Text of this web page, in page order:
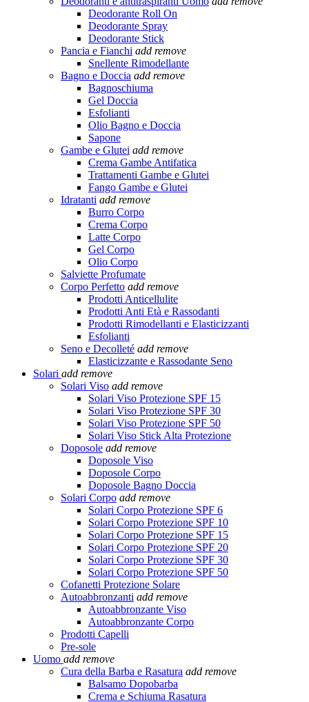
Deodorante Roll On
Deodorante Spray
Deodorante Stick
Pancia e Fianchi add remove
Snellente Rimodellante
Bagno e Doccia add remove
Bagnoschiuma
Gel Doccia
Esfolianti
Olio Bagno e Doccia
Sapone
Gambe e Glutei add remove
Crema Gambe Antifatica
Trattamenti Gambe e Glutei
Fango Gambe e Glutei
Idratanti add remove
Burro Corpo
Crema Corpo
Latte Corpo
Gel Corpo
Olio Corpo
Salviette Profumate
Corpo Perfetto add remove
Prodotti Anticellulite
Prodotti Anti Età e Rassodanti
Prodotti Rimodellanti e Elasticizzanti
Esfolianti
Seno e Decolleté add remove
Elasticizzante e Rassodante Seno
Solari add remove
Solari Viso add remove
Solari Viso Protezione SPF 15
Solari Viso Protezione SPF 30
Solari Viso Protezione SPF 50
Solari Viso Stick Alta Protezione
Doposole add remove
Doposole Viso
Doposole Corpo
Doposole Bagno Doccia
Solari Corpo add remove
Solari Corpo Protezione SPF 6
Solari Corpo Protezione SPF 10
Solari Corpo Protezione SPF 15
Solari Corpo Protezione SPF 20
Solari Corpo Protezione SPF 30
Solari Corpo Protezione SPF 50
Cofanetti Protezione Solare
Autoabbronzanti add remove
Autoabbronzante Viso
Autoabbronzante Corpo
Prodotti Capelli
Pre-sole
Uomo add remove
Cura della Barba e Rasatura add remove
Balsamo Dopobarba
Crema e Schiuma Rasatura